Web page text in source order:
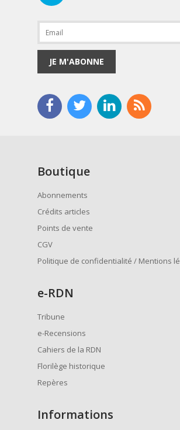
JE M'ABONNE
Boutique
Abonnements
Crédits articles
Points de vente
CGV
Politique de confidentialité / Mentions
e-RDN
Tribune
e-Recensions
Cahiers de la RDN
Florilège historique
Repères
Informations